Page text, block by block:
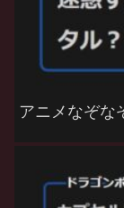
アニメなぞな